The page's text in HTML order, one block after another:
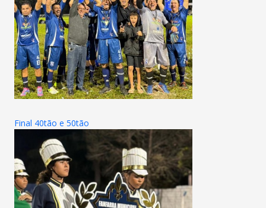
Final 40tão e 50tão